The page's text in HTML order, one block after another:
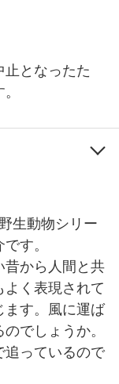
となったた
生動物シリー
す。
昔から人間と共
く表現されて
ます。風に運ば
でしょうか。
追っているので